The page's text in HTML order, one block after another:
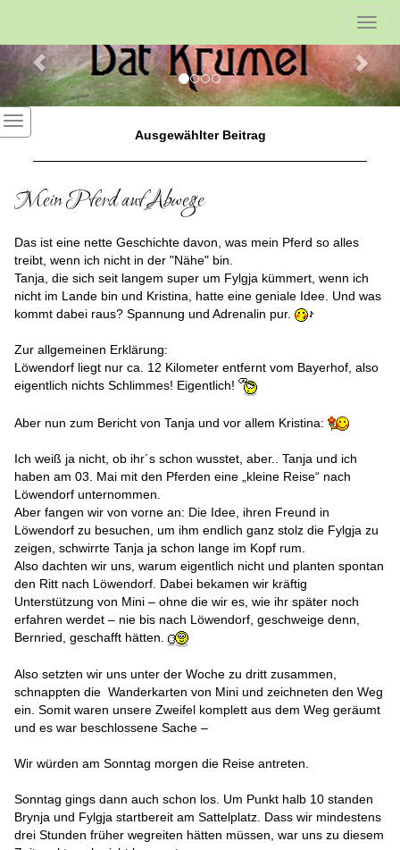
Ausgewählter Beitrag
Mein Pferd auf Abwege
Das ist eine nette Geschichte davon, was mein Pferd so alles
treibt, wenn ich nicht in der "Nähe" bin.
Tanja, die sich seit langem super um Fylgja kümmert, wenn ich
nicht im Lande bin und Kristina, hatte eine geniale Idee. Und was
kommt dabei raus? Spannung und Adrenalin pur.
Zur allgemeinen Erklärung:
Löwendorf liegt nur ca. 12 Kilometer entfernt vom Bayerhof, also
eigentlich nichts Schlimmes! Eigentlich!
Aber nun zum Bericht von Tanja und vor allem Kristina:
Ich weiß ja nicht, ob ihr´s schon wusstet, aber.. Tanja und ich
haben am 03. Mai mit den Pferden eine „kleine Reise“ nach
Löwendorf unternommen.
Aber fangen wir von vorne an: Die Idee, ihren Freund in
Löwendorf zu besuchen, um ihm endlich ganz stolz die Fylgja zu
zeigen, schwirrte Tanja ja schon lange im Kopf rum.
Also dachten wir uns, warum eigentlich nicht und planten spontan
den Ritt nach Löwendorf. Dabei bekamen wir kräftig
Unterstützung von Mini – ohne die wir es, wie ihr später noch
erfahren werdet – nie bis nach Löwendorf, geschweige denn,
Bernried, geschafft hätten.
Also setzten wir uns unter der Woche zu dritt zusammen,
schnappten die Wanderkarten von Mini und zeichneten den Weg
ein. Somit waren unsere Zweifel komplett aus dem Weg geräumt
und es war beschlossene Sache –
Wir würden am Sonntag morgen die Reise antreten.
Sonntag gings dann auch schon los. Um Punkt halb 10 standen
Brynja und Fylgja startbereit am Sattelplatz. Dass wir mindestens
drei Stunden früher wegreiten hätten müssen, war uns zu diesem